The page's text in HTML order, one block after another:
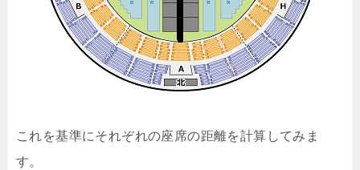
これを基準にそれぞれの座席の距離を計算してみま
す。